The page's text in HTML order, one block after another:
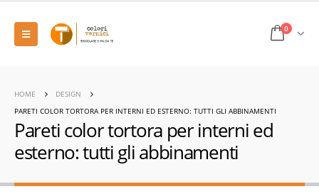
0
HOME
DESIGN
PARETI COLOR TORTORA PER INTERNI ED ESTERNO: TUTTI GLI ABBINAMENTI
Pareti color tortora per interni ed
esterno: tutti gli abbinamenti